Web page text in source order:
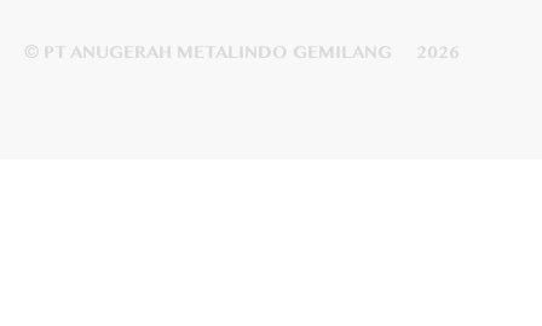
© PT ANUGERAH METALINDO GEMILANG 2026